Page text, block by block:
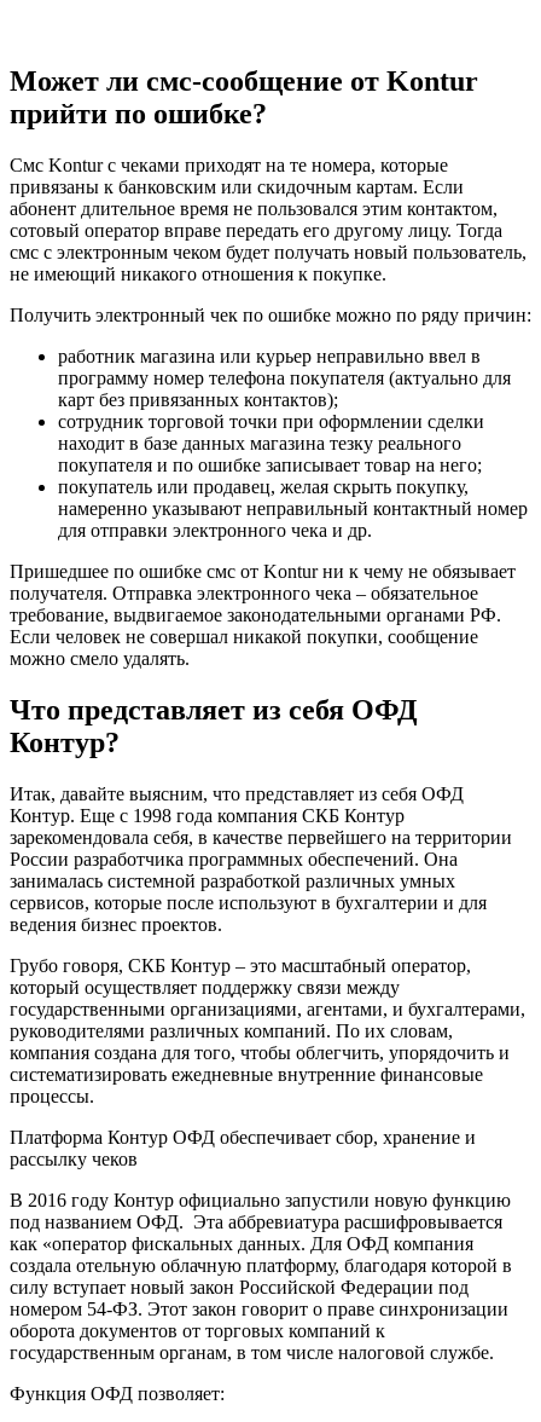
Может ли смс-сообщение от Kontur
прийти по ошибке?
Смс Kontur с чеками приходят на те номера, которые
привязаны к банковским или скидочным картам. Если
абонент длительное время не пользовался этим контактом,
сотовый оператор вправе передать его другому лицу. Тогда
смс с электронным чеком будет получать новый пользователь,
не имеющий никакого отношения к покупке.
Получить электронный чек по ошибке можно по ряду причин:
работник магазина или курьер неправильно ввел в
программу номер телефона покупателя (актуально для
карт без привязанных контактов);
сотрудник торговой точки при оформлении сделки
находит в базе данных магазина тезку реального
покупателя и по ошибке записывает товар на него;
покупатель или продавец, желая скрыть покупку,
намеренно указывают неправильный контактный номер
для отправки электронного чека и др.
Пришедшее по ошибке смс от Kontur ни к чему не обязывает
получателя. Отправка электронного чека – обязательное
требование, выдвигаемое законодательными органами РФ.
Если человек не совершал никакой покупки, сообщение
можно смело удалять.
Что представляет из себя ОФД
Контур?
Итак, давайте выясним, что представляет из себя ОФД
Контур. Еще с 1998 года компания СКБ Контур
зарекомендовала себя, в качестве первейшего на территории
России разработчика программных обеспечений. Она
занималась системной разработкой различных умных
сервисов, которые после используют в бухгалтерии и для
ведения бизнес проектов.
Грубо говоря, СКБ Контур – это масштабный оператор,
который осуществляет поддержку связи между
государственными организациями, агентами, и бухгалтерами,
руководителями различных компаний. По их словам,
компания создана для того, чтобы облегчить, упорядочить и
систематизировать ежедневные внутренние финансовые
процессы.
Платформа Контур ОФД обеспечивает сбор, хранение и
рассылку чеков
В 2016 году Контур официально запустили новую функцию
под названием ОФД. Эта аббревиатура расшифровывается
как «оператор фискальных данных. Для ОФД компания
создала отельную облачную платформу, благодаря которой в
силу вступает новый закон Российской Федерации под
номером 54-ФЗ. Этот закон говорит о праве синхронизации
оборота документов от торговых компаний к
государственным органам, в том числе налоговой службе.
Функция ОФД позволяет: